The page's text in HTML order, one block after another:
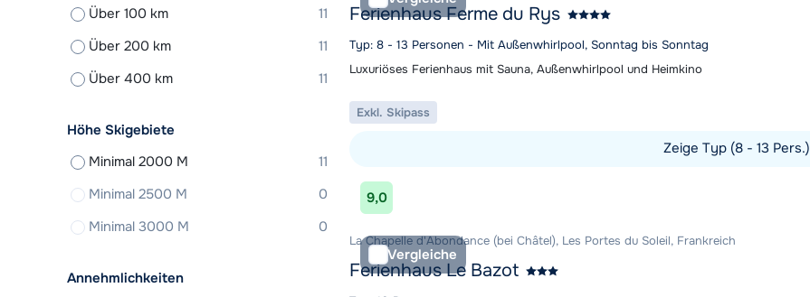
Ferienhaus Ferme du Rys
Typ: 8 - 13 Personen - Mit Außenwhirlpool, Sonntag bis Sonntag
Luxuriöses Ferienhaus mit Sauna, Außenwhirlpool und Heimkino
Exkl. Skipass
Zeige Typ (8 - 13 Pers.)
Unterkunft ansehen
9,0
Vergleiche
La Chapelle d'Abondance (bei Châtel), Les Portes du Soleil, Frankreich
Ferienhaus Le Bazot
Über 100 km
11
Über 200 km
11
Über 400 km
11
Höhe Skigebiete
Minimal 2000 M
11
Minimal 2500 M
0
Minimal 3000 M
0
Annehmlichkeiten